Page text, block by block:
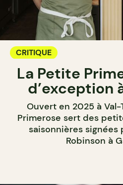
CRITIQUE
La Petite
d’exception
Ouvert en 2025 à
Primerose sert des
saisonnières signées
Robinson à